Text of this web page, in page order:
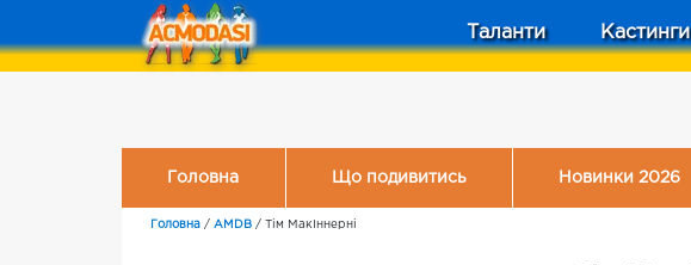
Таланти Кастинги
Головна Що подивитись Новинки 2026
Головна / AMDB / Тім МакІннерні